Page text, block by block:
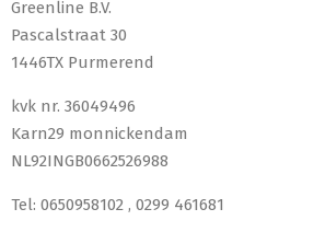
Greenline B.V.
Pascalstraat 30
1446TX Purmerend
kvk nr. 36049496
Karn29 monnickendam
NL92INGB0662526988
Tel: 0650958102 , 0299 461681